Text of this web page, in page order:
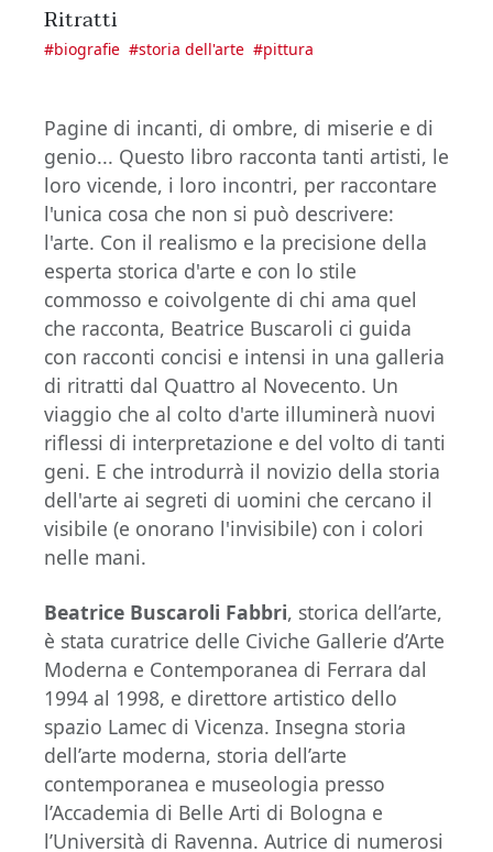
Ritratti
#biografie #storia dell'arte #pittura
Pagine di incanti, di ombre, di miserie e di
genio... Questo libro racconta tanti artisti, le
loro vicende, i loro incontri, per raccontare
l'unica cosa che non si può descrivere:
l'arte. Con il realismo e la precisione della
esperta storica d'arte e con lo stile
commosso e coivolgente di chi ama quel
che racconta, Beatrice Buscaroli ci guida
con racconti concisi e intensi in una galleria
di ritratti dal Quattro al Novecento. Un
viaggio che al colto d'arte illuminerà nuovi
riflessi di interpretazione e del volto di tanti
geni. E che introdurrà il novizio della storia
dell'arte ai segreti di uomini che cercano il
visibile (e onorano l'invisibile) con i colori
nelle mani.
Beatrice Buscaroli Fabbri, storica dell’arte,
è stata curatrice delle Civiche Gallerie d’Arte
Moderna e Contemporanea di Ferrara dal
1994 al 1998, e direttore artistico dello
spazio Lamec di Vicenza. Insegna storia
dell’arte moderna, storia dell’arte
contemporanea e museologia presso
l’Accademia di Belle Arti di Bologna e
l’Università di Ravenna. Autrice di numerosi